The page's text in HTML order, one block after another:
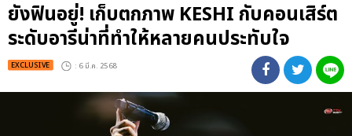
ยังฟินอยู่! เก็บตกภาพ KESHI กับคอนเสิร์ต
ระดับอารีน่าที่ทำให้หลายคนประทับใจ
EXCLUSIVE : 6 มี.ค. 2568